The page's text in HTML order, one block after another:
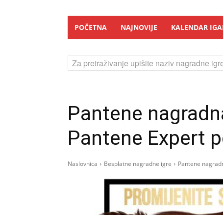
POČETNA NAJNOVIJE KALENDAR
Za pretraživanje upišite naziv nagradne
Pantene
Pantene Expert
Naslovnica Besplatne nagradne igre Pantene